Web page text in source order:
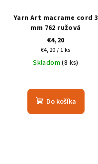
Yarn Art macrame cord 3
mm 762 ružová
€4,20
Jednotková
cena:
€4,20 / 1 ks
Skladom(8 ks)
Do košíka